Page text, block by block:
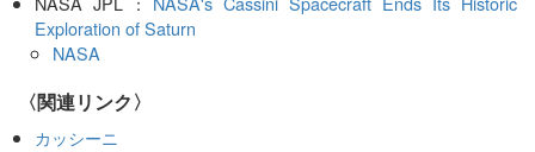
Exploration of Saturn
NASA
〈関連リンク〉
カッシーニ